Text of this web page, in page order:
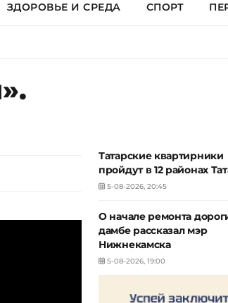
ЗДОРОВЬЕ И СРЕДА СПОРТ
Татарские квартирники
пройдут в 12 районах
5-08-2026, 20:45
О начале ремонта
дамбе рассказал мэр
Нижнекамска
5-08-2026, 19:00